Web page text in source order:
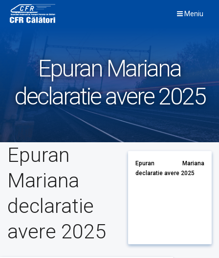
content
Meniu
Epuran Mariana
declaratie avere 2025
Epuran
Mariana
declaratie
avere 2025
Epuran Mariana
declaratie avere 2025